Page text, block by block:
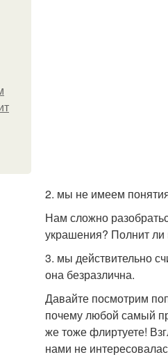
2. мы не имеем
Нам сложно
украшения? Полнит ли
3. мы действительно
она безразлична.
Давайте посмотрим
почему любой самый
же тоже флиртуете!
нами не